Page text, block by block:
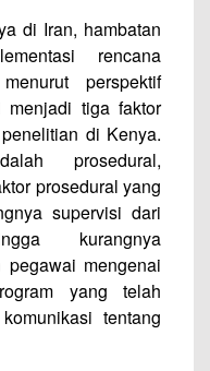
di Iran, hambatan
rencana
perspektif
menjadi tiga faktor
di Kenya.
prosedural,
prosedural yang
supervisi dari
kurangnya
mengenai
yang telah
tentang